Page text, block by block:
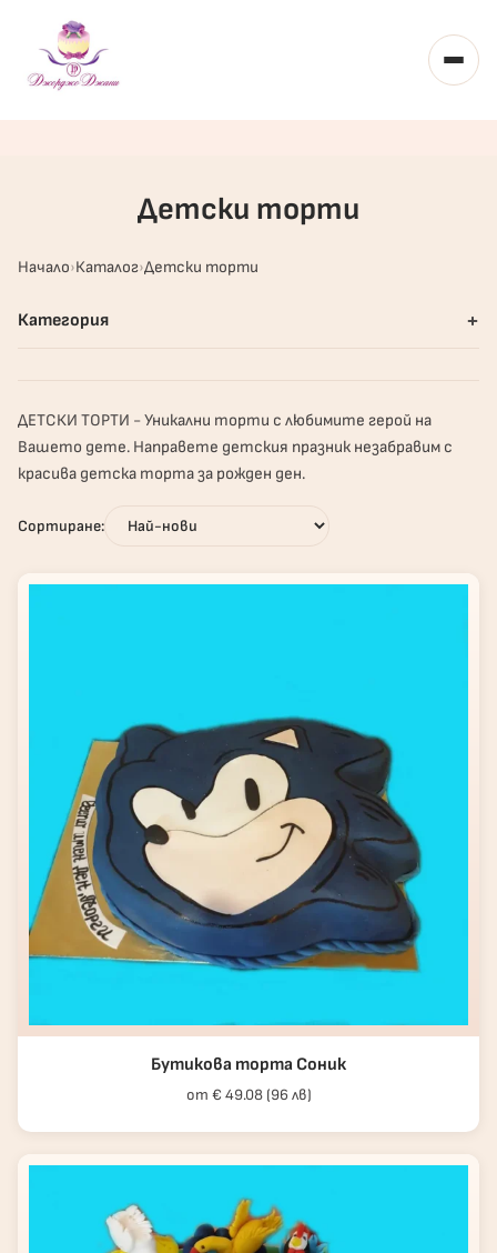
Детски торти
Начало Каталог Детски торти
Категория +
ДЕТСКИ ТОРТИ - Уникални торти с любимите герой на
Вашето дете. Направете детския празник незабравим с
красива детска торта за рожден ден.
Сортиране:
Бутикова торта Соник
от € 49.08 (96 лв)